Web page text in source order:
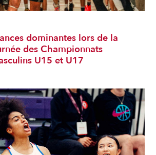
dominantes lors de la
des Championnats
U15 et U17